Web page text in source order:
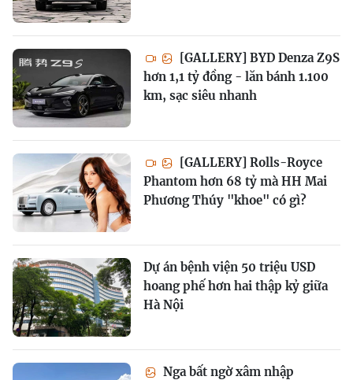
[GALLERY] BYD Denza Z9S
hơn 1,1 tỷ đồng - lăn bánh 1.100
km, sạc siêu nhanh
[GALLERY] Rolls-Royce
Phantom hơn 68 tỷ mà HH Mai
Phương Thúy "khoe" có gì?
Dự án bệnh viện 50 triệu USD
hoang phế hơn hai thập kỷ giữa
Hà Nội
Nga bất ngờ xâm nhập